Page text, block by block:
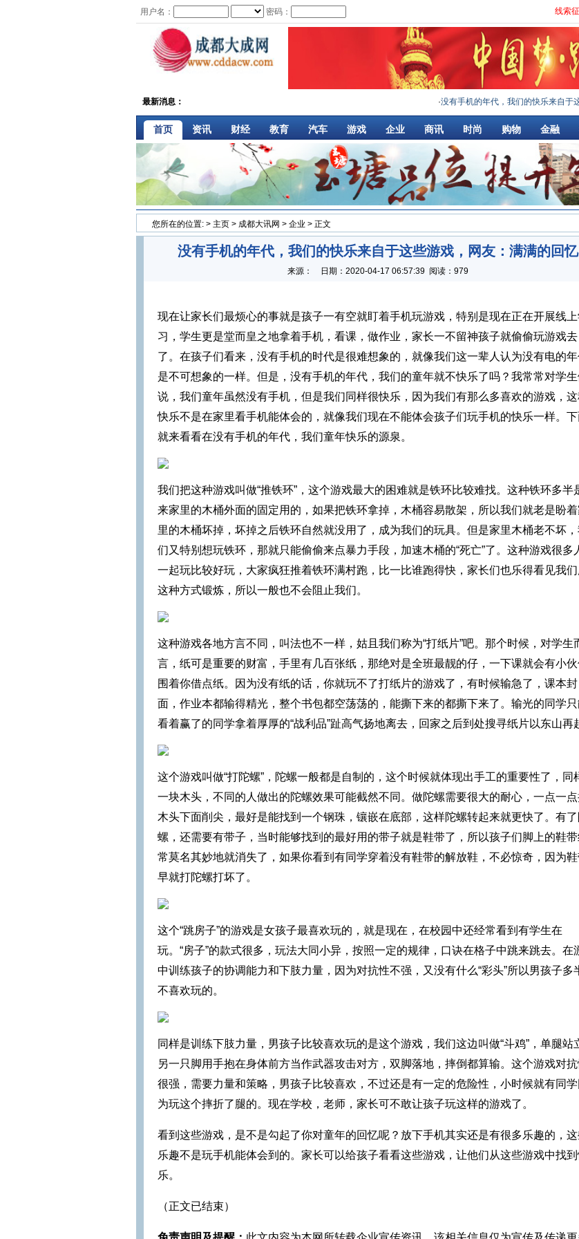
用户名： 密码： 线索
最新消息： 没有手机的年代，我们的快乐来自于这
首页 资讯 财经 教育 汽车 游戏 企业 商讯 时尚 购物 金融
您所在的位置: > 主页 > 成都大讯网 > 企业 > 正文
没有手机的年代，我们的快乐来自于这些游戏，网友：满满的回忆
来源： 日期： 2020-04-17 06:57:39 阅读：979
现在让家长们最烦心的事就是孩子一有空就盯着手机玩游戏，特别是现在正在开展线上
习，学生更是堂而皇之地拿着手机，看课，做作业，家长一不留神孩子就偷偷玩游戏去
了。在孩子们看来，没有手机的时代是很难想象的，就像我们这一辈人认为没有电的
是不可想象的一样。但是，没有手机的年代，我们的童年就不快乐了吗？我常常对学生
说，我们童年虽然没有手机，但是我们同样很快乐，因为我们有那么多喜欢的游戏，这
快乐不是在家里看手机能体会的，就像我们现在不能体会孩子们玩手机的快乐一样。
就来看看在没有手机的年代，我们童年快乐的源泉。
我们把这种游戏叫做“推铁环”，这个游戏最大的困难就是铁环比较难找。这种铁环多半
来家里的木桶外面的固定用的，如果把铁环拿掉，木桶容易散架，所以我们就老是盼着
里的木桶坏掉，坏掉之后铁环自然就没用了，成为我们的玩具。但是家里木桶老不坏
们又特别想玩铁环，那就只能偷偷来点暴力手段，加速木桶的“死亡”了。这种游戏很多
一起玩比较好玩，大家疯狂推着铁环满村跑，比一比谁跑得快，家长们也乐得看见我们
这种方式锻炼，所以一般也不会阻止我们。
这种游戏各地方言不同，叫法也不一样，姑且我们称为“打纸片”吧。那个时候，对学生
言，纸可是重要的财富，手里有几百张纸，那绝对是全班最靓的仔，一下课就会有小
围着你借点纸。因为没有纸的话，你就玩不了打纸片的游戏了，有时候输急了，课本封
面，作业本都输得精光，整个书包都空荡荡的，能撕下来的都撕下来了。输光的同学
看着赢了的同学拿着厚厚的“战利品”趾高气扬地离去，回家之后到处搜寻纸片以东山再
这个游戏叫做“打陀螺”，陀螺一般都是自制的，这个时候就体现出手工的重要性了，同
一块木头，不同的人做出的陀螺效果可能截然不同。做陀螺需要很大的耐心，一点一
木头下面削尖，最好是能找到一个钢珠，镶嵌在底部，这样陀螺转起来就更快了。有
螺，还需要有带子，当时能够找到的最好用的带子就是鞋带了，所以孩子们脚上的鞋
常莫名其妙地就消失了，如果你看到有同学穿着没有鞋带的解放鞋，不必惊奇，因为
早就打陀螺打坏了。
这个“跳房子”的游戏是女孩子最喜欢玩的，就是现在，在校园中还经常看到有学生在
玩。“房子”的款式很多，玩法大同小异，按照一定的规律，口诀在格子中跳来跳去。在
中训练孩子的协调能力和下肢力量，因为对抗性不强，又没有什么“彩头”所以男孩子多
不喜欢玩的。
同样是训练下肢力量，男孩子比较喜欢玩的是这个游戏，我们这边叫做“斗鸡”，单腿站
另一只脚用手抱在身体前方当作武器攻击对方，双脚落地，摔倒都算输。这个游戏对抗
很强，需要力量和策略，男孩子比较喜欢，不过还是有一定的危险性，小时候就有同学
为玩这个摔折了腿的。现在学校，老师，家长可不敢让孩子玩这样的游戏了。
看到这些游戏，是不是勾起了你对童年的回忆呢？放下手机其实还是有很多乐趣的，
乐趣不是玩手机能体会到的。家长可以给孩子看看这些游戏，让他们从这些游戏中找
乐。
（正文已结束）